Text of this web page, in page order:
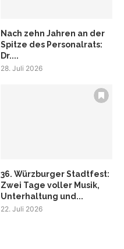
Nach zehn Jahren an der
Spitze des Personalrats:
Dr....
28. Juli 2026
36. Würzburger Stadtfest:
Zwei Tage voller Musik,
Unterhaltung und...
22. Juli 2026